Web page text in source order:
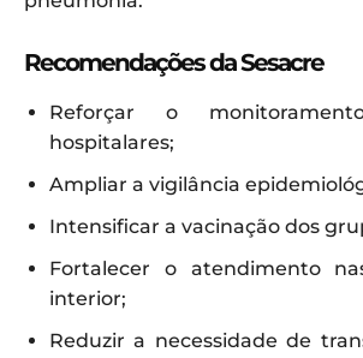
Recomendações da Sesacre
Reforçar o
hospitalares;
Ampliar a vigilância
Intensificar a vacinação dos
Fortalecer o atendimento
interior;
Reduzir a necessidade de